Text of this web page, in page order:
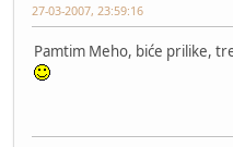
27-03-2007, 23:59:16
Pamtim Meho, biće prilike,